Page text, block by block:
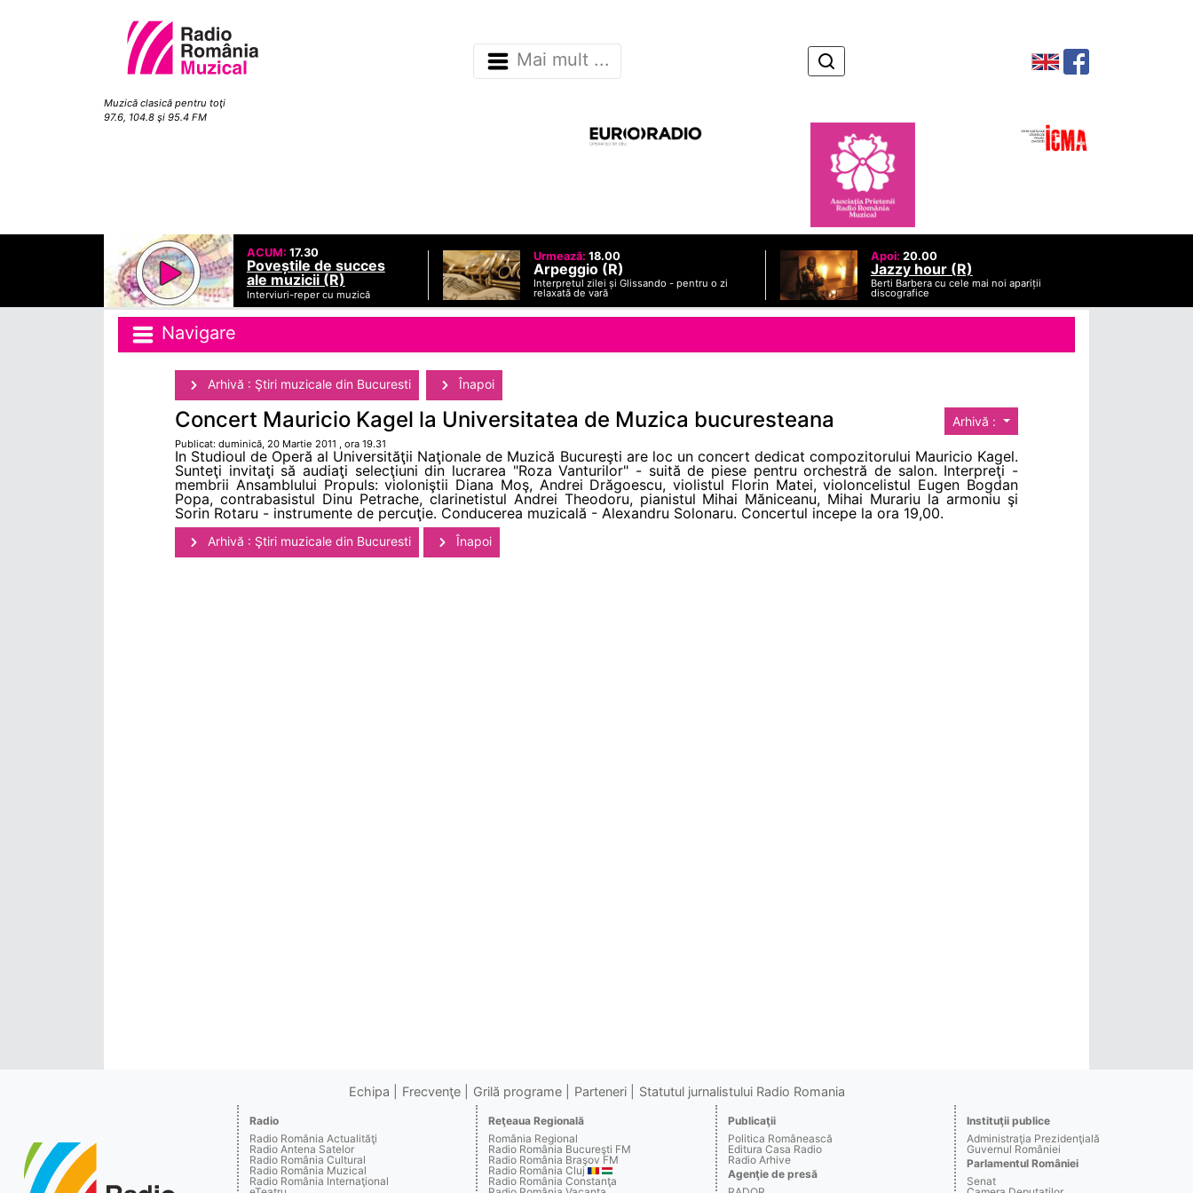
Muzică clasică pentru toţi
97.6, 104.8 şi 95.4 FM
Mai mult ...
ACUM: 17.30
Poveștile de succes
ale muzicii (R)
Interviuri-reper cu muzică
Urmează: 18.00
Arpeggio (R)
Interpretul zilei și Glissando - pentru o zi
relaxată de vară
Apoi: 20.00
Jazzy hour (R)
Berti Barbera cu cele mai noi apariții
discografice
Navigare
Arhivă : Ştiri muzicale din Bucuresti Înapoi
Arhivă :
Concert Mauricio Kagel la Universitatea de Muzica bucuresteana
Publicat: duminică, 20 Martie 2011 , ora 19.31
In Studioul de Operă al Universităţii Naţionale de Muzică Bucureşti are loc un concert dedicat compozitorului Mauricio Kagel.
Sunteţi invitaţi să audiaţi selecţiuni din lucrarea "Roza Vanturilor" - suită de piese pentru orchestră de salon. Interpreţi -
membrii Ansamblului Propuls: violoniştii Diana Moş, Andrei Drăgoescu, violistul Florin Matei, violoncelistul Eugen Bogdan
Popa, contrabasistul Dinu Petrache, clarinetistul Andrei Theodoru, pianistul Mihai Măniceanu, Mihai Murariu la armoniu şi
Sorin Rotaru - instrumente de percuţie. Conducerea muzicală - Alexandru Solonaru. Concertul incepe la ora 19,00.
Arhivă : Ştiri muzicale din Bucuresti Înapoi
Echipa Frecvenţe Grilă programe Parteneri Statutul jurnalistului Radio Romania
Radio
Radio România Actualităţi
Radio Antena Satelor
Radio România Cultural
Radio România Muzical
Radio România Internaţional
Reţeaua Regională
România Regional
Radio România Bucureşti FM
Radio România Braşov FM
Radio România Cluj
Radio România Constanţa
Publicaţii
Politica Românească
Editura Casa Radio
Radio Arhive
Agenţie de presă
Instituţii publice
Administraţia Prezidenţială
Guvernul României
Parlamentul României
Senat